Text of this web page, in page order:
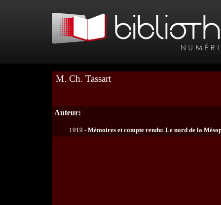
M. Ch. Tassart
Auteur:
1919 - Mémoires et compte rendu: Le nord de la